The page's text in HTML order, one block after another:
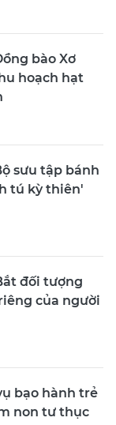
bào Xơ
hoạch hạt
sưu tập bánh
tú kỳ thiên'
đối tượng
của người
bạo hành trẻ
non tư thục